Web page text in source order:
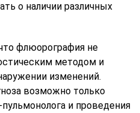
о наличии различных
флюорография не
методом и
изменений.
возможно только
и проведения